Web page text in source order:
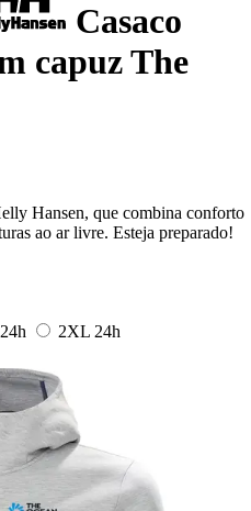
Casaco
capuz The
Hansen, que combina conforto
ao ar livre. Esteja preparado!
24h 2XL 24h